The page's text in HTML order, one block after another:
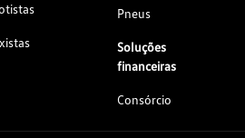
Pneus
Soluções
financeiras
Consórcio